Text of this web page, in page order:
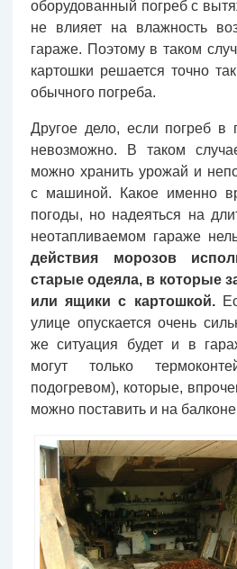
оборудованный погреб с
не влияет на влажность
гараже. Поэтому в таком
картошки решается точно
обычного погреба.
Другое дело, если погреб в
невозможно. В таком
можно хранить урожай и
с машиной. Какое именно
погоды, но надеяться на
неотапливаемом гараже
действия морозов
старые одеяла, в которые
или ящики с картошкой.
улице опускается очень
же ситуация будет и в
могут только
подогревом), которые,
можно поставить и на